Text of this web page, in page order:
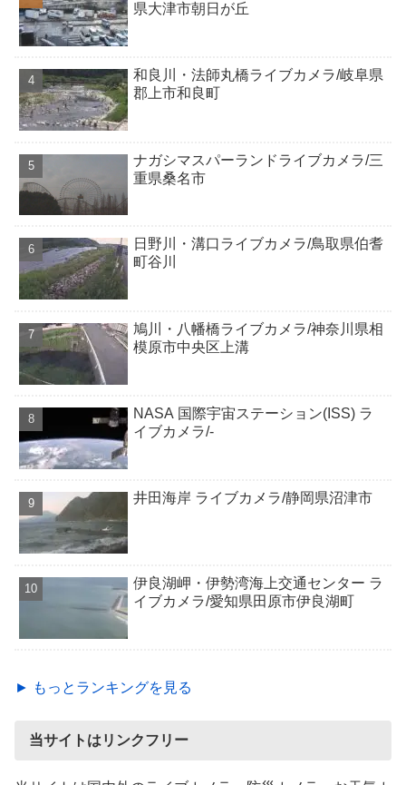
県大津市朝日が丘
和良川・法師丸橋ライブカメラ/岐阜県
郡上市和良町
ナガシマスパーランドライブカメラ/三
重県桑名市
日野川・溝口ライブカメラ/鳥取県伯耆
町谷川
鳩川・八幡橋ライブカメラ/神奈川県相
模原市中央区上溝
NASA 国際宇宙ステーション(ISS) ラ
イブカメラ/-
井田海岸 ライブカメラ/静岡県沼津市
伊良湖岬・伊勢湾海上交通センター ラ
イブカメラ/愛知県田原市伊良湖町
► もっとランキングを見る
当サイトはリンクフリー